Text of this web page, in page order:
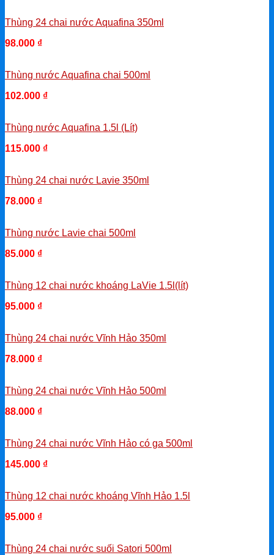
Thùng 24 chai nước Aquafina 350ml
98.000 ₫
Thùng nước Aquafina chai 500ml
102.000 ₫
Thùng nước Aquafina 1.5l (Lít)
115.000 ₫
Thùng 24 chai nước Lavie 350ml
78.000 ₫
Thùng nước Lavie chai 500ml
85.000 ₫
Thùng 12 chai nước khoáng LaVie 1.5l(lít)
95.000 ₫
Thùng 24 chai nước Vĩnh Hảo 350ml
78.000 ₫
Thùng 24 chai nước Vĩnh Hảo 500ml
88.000 ₫
Thùng 24 chai nước Vĩnh Hảo có ga 500ml
145.000 ₫
Thùng 12 chai nước khoáng Vĩnh Hảo 1.5l
95.000 ₫
Thùng 24 chai nước suối Satori 500ml